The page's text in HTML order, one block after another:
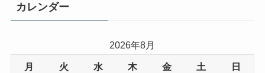
カレンダー
2026年8月
月 火 水 木 金 土 日